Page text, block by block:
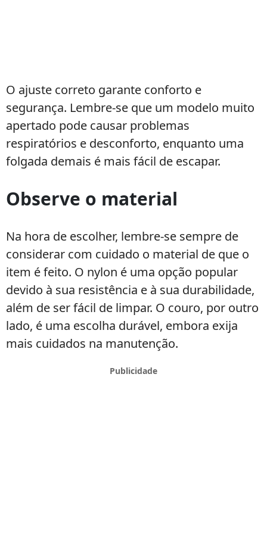
O ajuste correto garante conforto e
segurança. Lembre-se que um modelo muito
apertado pode causar problemas
respiratórios e desconforto, enquanto uma
folgada demais é mais fácil de escapar.
Observe o material
Na hora de escolher, lembre-se sempre de
considerar com cuidado o material de que o
item é feito. O nylon é uma opção popular
devido à sua resistência e à sua durabilidade,
além de ser fácil de limpar. O couro, por outro
lado, é uma escolha durável, embora exija
mais cuidados na manutenção.